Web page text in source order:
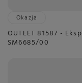
Okazja
OUTLET 81587 -
SM6685/00